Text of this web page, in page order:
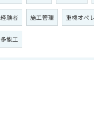
経験者 施工管理 重機オペ
多能工